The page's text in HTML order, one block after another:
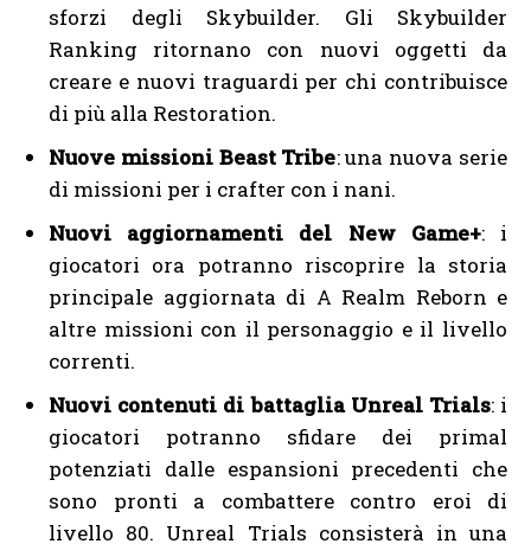
sforzi degli Skybuilder. Gli Skybuilder
Ranking ritornano con nuovi oggetti da
creare e nuovi traguardi per chi contribuisce
di più alla Restoration.
Nuove missioni Beast Tribe: una nuova serie
di missioni per i crafter con i nani.
Nuovi aggiornamenti del New Game+: i
giocatori ora potranno riscoprire la storia
principale aggiornata di A Realm Reborn e
altre missioni con il personaggio e il livello
correnti.
Nuovi contenuti di battaglia Unreal Trials: i
giocatori potranno sfidare dei primal
potenziati dalle espansioni precedenti che
sono pronti a combattere contro eroi di
livello 80. Unreal Trials consisterà in una